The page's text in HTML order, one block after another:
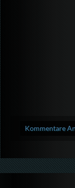
Kommentare